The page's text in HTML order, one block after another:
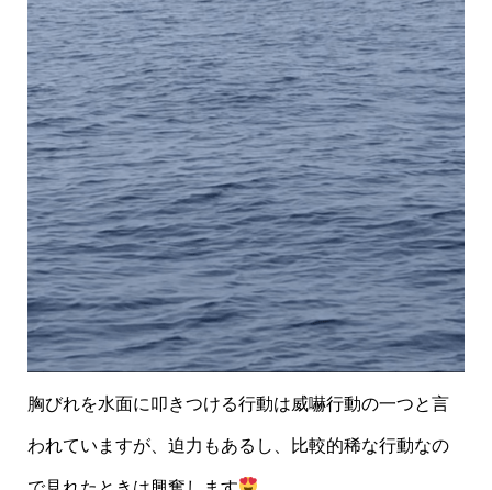
胸びれを水面に叩きつける行動は威嚇行動の一つと言
われていますが、迫力もあるし、比較的稀な行動なの